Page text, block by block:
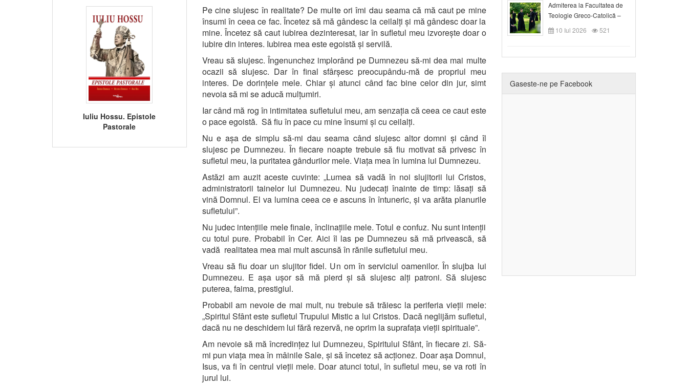
Iuliu Hossu. Epistole
Pastorale
Pe cine slujesc în realitate? De multe ori îmi dau seama că mă caut pe mine
însumi în ceea ce fac. Încetez să mă gândesc la ceilalți și mă gândesc doar la
mine. Încetez să caut iubirea dezinteresat, iar în sufletul meu izvorește doar o
iubire din interes. Iubirea mea este egoistă și servilă.
Vreau să slujesc. Îngenunchez implorând pe Dumnezeu să-mi dea mai multe
ocazii să slujesc. Dar în final sfârșesc preocupându-mă de propriul meu
interes. De dorințele mele. Chiar și atunci când fac bine celor din jur, simt
nevoia să mi se aducă mulțumiri.
Iar când mă rog în intimitatea sufletului meu, am senzația că ceea ce caut este
o pace egoistă. Să fiu în pace cu mine însumi și cu ceilalți.
Nu e așa de simplu să-mi dau seama când slujesc altor domni și când îl
slujesc pe Dumnezeu. În fiecare noapte trebuie să fiu motivat să privesc în
sufletul meu, la puritatea gândurilor mele. Viața mea în lumina lui Dumnezeu.
Astăzi am auzit aceste cuvinte: „Lumea să vadă în noi slujitorii lui Cristos,
administratorii tainelor lui Dumnezeu. Nu judecați înainte de timp: lăsați să
vină Domnul. El va lumina ceea ce e ascuns în întuneric, și va arăta planurile
sufletului”.
Nu judec intențiile mele finale, înclinațiile mele. Totul e confuz. Nu sunt intenții
cu totul pure. Probabil în Cer. Aici îl las pe Dumnezeu să mă privească, să
vadă realitatea mea mai mult ascunsă în rănile sufletului meu.
Vreau să fiu doar un slujitor fidel. Un om în serviciul oamenilor. În slujba lui
Dumnezeu. E așa ușor să mă pierd și să slujesc alți patroni. Să slujesc
puterea, faima, prestigiul.
Probabil am nevoie de mai mult, nu trebuie să trăiesc la periferia vieții mele:
„Spiritul Sfânt este sufletul Trupului Mistic a lui Cristos. Dacă neglijăm sufletul,
dacă nu ne deschidem lui fără rezervă, ne oprim la suprafața vieții spirituale”.
Am nevoie să mă încredințez lui Dumnezeu, Spiritului Sfânt, în fiecare zi. Să-
mi pun viața mea în mâinile Sale, și să încetez să acționez. Doar așa Domnul,
Isus, va fi în centrul vieții mele. Doar atunci totul, în sufletul meu, se va roti în
jurul lui.
Admiterea la Facultatea de
Teologie Greco-Catolică –
Departamentul Blaj în anul
universitar 2026/2027
10 Iul 2026 521
Gaseste-ne pe Facebook